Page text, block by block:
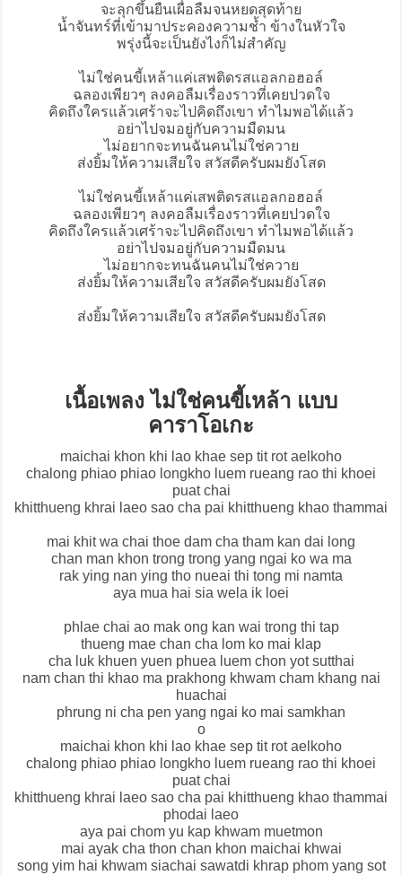
จะลุกขึ้นยืนเผื่อลืมจนหยดสุดท้าย
น้ำจันทร์ที่เข้ามาประคองความช้ำ ข้างในหัวใจ
พรุ่งนี้จะเป็นยังไงก็ไม่สำคัญ
ไม่ใช่คนขี้เหล้าแค่เสพติดรสเเอลกอฮอล์
ฉลองเพียวๆ ลงคอลืมเรื่องราวที่เคยปวดใจ
คิดถึงใครแล้วเศร้าจะไปคิดถึงเขา ทำไมพอได้แล้ว
อย่าไปจมอยู่กับความมืดมน
ไม่อยากจะทนฉันคนไม่ใช่ควาย
ส่งยิ้มให้ความเสียใจ สวัสดีครับผมยังโสด
ไม่ใช่คนขี้เหล้าแค่เสพติดรสเเอลกอฮอล์
ฉลองเพียวๆ ลงคอลืมเรื่องราวที่เคยปวดใจ
คิดถึงใครแล้วเศร้าจะไปคิดถึงเขา ทำไมพอได้แล้ว
อย่าไปจมอยู่กับความมืดมน
ไม่อยากจะทนฉันคนไม่ใช่ควาย
ส่งยิ้มให้ความเสียใจ สวัสดีครับผมยังโสด
ส่งยิ้มให้ความเสียใจ สวัสดีครับผมยังโสด
เนื้อเพลง ไม่ใช่คนขี้เหล้า แบบ
คาราโอเกะ
maichai khon khi lao khae sep tit rot aelkoho
chalong phiao phiao longkho luem rueang rao thi khoei
puat chai
khitthueng khrai laeo sao cha pai khitthueng khao thammai
mai khit wa chai thoe dam cha tham kan dai long
chan man khon trong trong yang ngai ko wa ma
rak ying nan ying tho nueai thi tong mi namta
aya mua hai sia wela ik loei
phlae chai ao mak ong kan wai trong thi tap
thueng mae chan cha lom ko mai klap
cha luk khuen yuen phuea luem chon yot sutthai
nam chan thi khao ma prakhong khwam cham khang nai
huachai
phrung ni cha pen yang ngai ko mai samkhan
o
maichai khon khi lao khae sep tit rot aelkoho
chalong phiao phiao longkho luem rueang rao thi khoei
puat chai
khitthueng khrai laeo sao cha pai khitthueng khao thammai
phodai laeo
aya pai chom yu kap khwam muetmon
mai ayak cha thon chan khon maichai khwai
song yim hai khwam siachai sawatdi khrap phom yang sot